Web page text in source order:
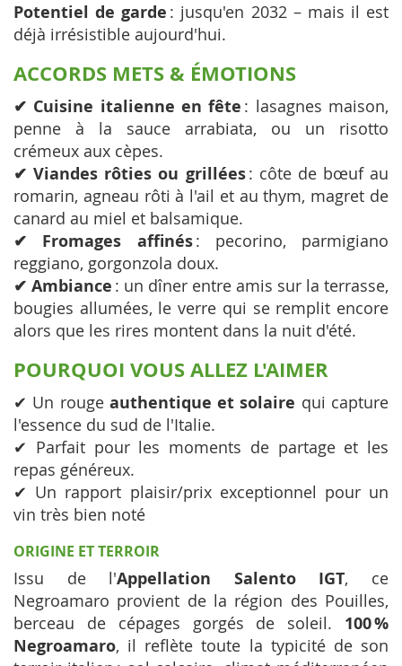
Potentiel de garde : jusqu'en 2032 – mais il est
déjà irrésistible aujourd'hui.
ACCORDS METS & ÉMOTIONS
✔ Cuisine italienne en fête : lasagnes maison,
penne à la sauce arrabiata, ou un risotto
crémeux aux cèpes.
✔ Viandes rôties ou grillées: côte de bœuf au
romarin, agneau rôti à l'ail et au thym, magret de
canard au miel et balsamique.
✔ Fromages affinés: pecorino, parmigiano
reggiano, gorgonzola doux.
✔ Ambiance : un dîner entre amis sur la terrasse,
bougies allumées, le verre qui se remplit encore
alors que les rires montent dans la nuit d'été.
POURQUOI VOUS ALLEZ L'AIMER
✔ Un rouge authentique et solaire qui capture
l'essence du sud de l'Italie.
✔ Parfait pour les moments de partage et les
repas généreux.
✔ Un rapport plaisir/prix exceptionnel pour un
vin très bien noté
ORIGINE ET TERROIR
Issu de l'Appellation Salento IGT, ce
Negroamaro provient de la région des Pouilles,
berceau de cépages gorgés de soleil. 100 %
Negroamaro, il reflète toute la typicité de son